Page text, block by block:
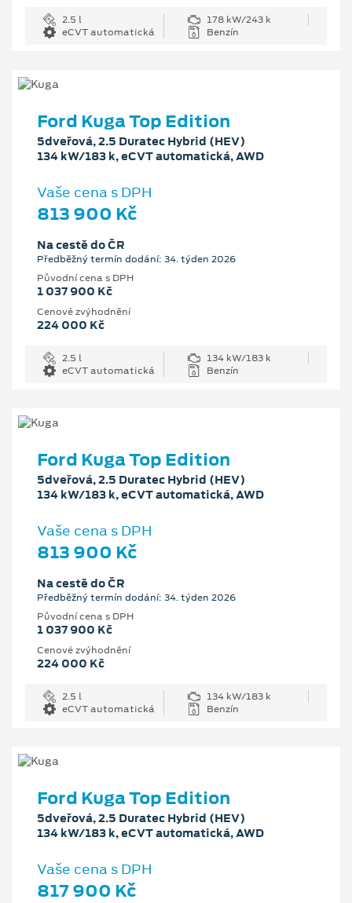
2.5 l
178 kW/243 k
eCVT automatická
Benzín
Ford Kuga Top Edition
5dveřová, 2.5 Duratec Hybrid (HEV)
134 kW/183 k, eCVT automatická, AWD
Vaše cena s DPH
813 900 Kč
Na cestě do ČR
Předběžný termín dodání: 34. týden 2026
Původní cena s DPH
1 037 900 Kč
Cenové zvýhodnění
224 000 Kč
2.5 l
134 kW/183 k
eCVT automatická
Benzín
Ford Kuga Top Edition
5dveřová, 2.5 Duratec Hybrid (HEV)
134 kW/183 k, eCVT automatická, AWD
Vaše cena s DPH
813 900 Kč
Na cestě do ČR
Předběžný termín dodání: 34. týden 2026
Původní cena s DPH
1 037 900 Kč
Cenové zvýhodnění
224 000 Kč
2.5 l
134 kW/183 k
eCVT automatická
Benzín
Ford Kuga Top Edition
5dveřová, 2.5 Duratec Hybrid (HEV)
134 kW/183 k, eCVT automatická, AWD
Vaše cena s DPH
817 900 Kč